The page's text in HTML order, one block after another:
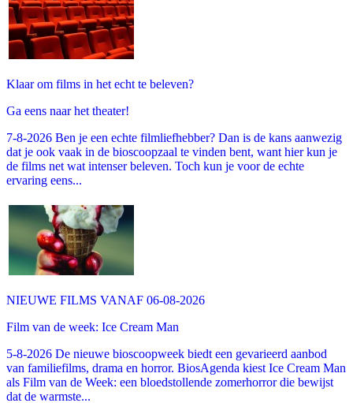
Klaar om films in het echt te beleven?
Ga eens naar het theater!
7-8-2026 Ben je een echte filmliefhebber? Dan is de kans aanwezig
dat je ook vaak in de bioscoopzaal te vinden bent, want hier kun je
de films net wat intenser beleven. Toch kun je voor de echte
ervaring eens...
NIEUWE FILMS VANAF 06-08-2026
Film van de week: Ice Cream Man
5-8-2026 De nieuwe bioscoopweek biedt een gevarieerd aanbod
van familiefilms, drama en horror. BiosAgenda kiest Ice Cream Man
als Film van de Week: een bloedstollende zomerhorror die bewijst
dat de warmste...